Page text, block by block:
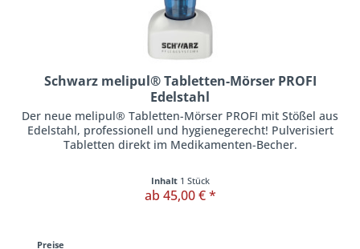
Schwarz melipul® Tabletten-Mörser PROFI
Edelstahl
Der neue melipul® Tabletten-Mörser PROFI mit Stößel aus
Edelstahl, professionell und hygienegerecht! Pulverisiert
Tabletten direkt im Medikamenten-Becher.
Inhalt 1 Stück
ab 45,00 € *
Preise